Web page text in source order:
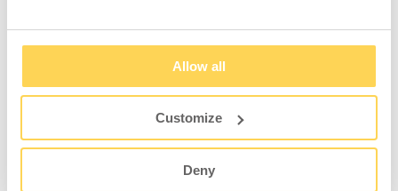
Allow all
Customize
Deny
ZUBEHÖR